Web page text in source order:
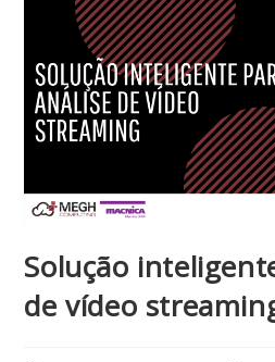
Solução
de vídeo